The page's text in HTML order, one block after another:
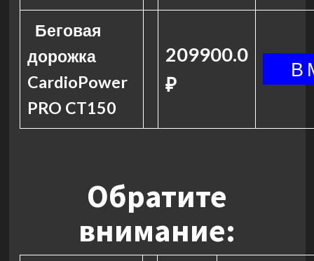
Беговая
дорожка
CardioPower
PRO CT150
209900.0
₽
Обратите
внимание: